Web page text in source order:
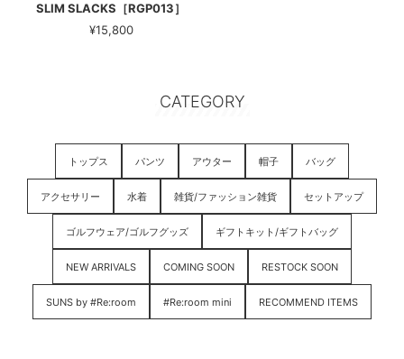
SLIM SLACKS［RGP013］
¥15,800
CATEGORY
トップス パンツ アウター 帽子 バッグ
アクセサリー 水着 雑貨/ファッション雑貨 セットアップ
ゴルフウェア/ゴルフグッズ ギフトキット/ギフトバッグ
NEW ARRIVALS COMING SOON RESTOCK SOON
SUNS by #Re:room #Re:room mini RECOMMEND ITEMS